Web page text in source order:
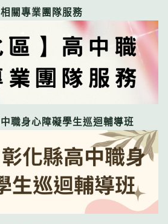
關專業團隊服務
中職身心障礙學生巡迴輔導班